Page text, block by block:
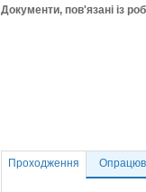
Документи, пов'язані із
Проходження